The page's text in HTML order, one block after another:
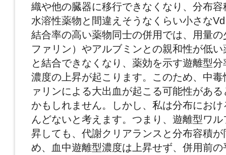
織や他の臓器に移行できなくなり、分布
水溶性薬物と間違えそうなくらい小さな
結合率の高い薬物同士の併用では、用量
ファリン）やアルブミンとの親和性が低
と結合できなくなり、薬効を示す遊離型
濃度の上昇が起こります。このため、中
ァリンによる大出血が起こる可能性があ
かもしれません。しかし、私は分布にお
んどないと考えます。つまり、遊離型ワ
昇しても、代謝クリアランスと分布容積
め、血中遊離型濃度は上昇せず、併用前